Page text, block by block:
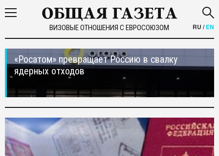
ВИЗОВЫЕ ОТНОШЕНИЯ С ЕВРОСОЮЗОМ RU /EN
«Росатом» превращает Россию в свалку
ядерных отходов